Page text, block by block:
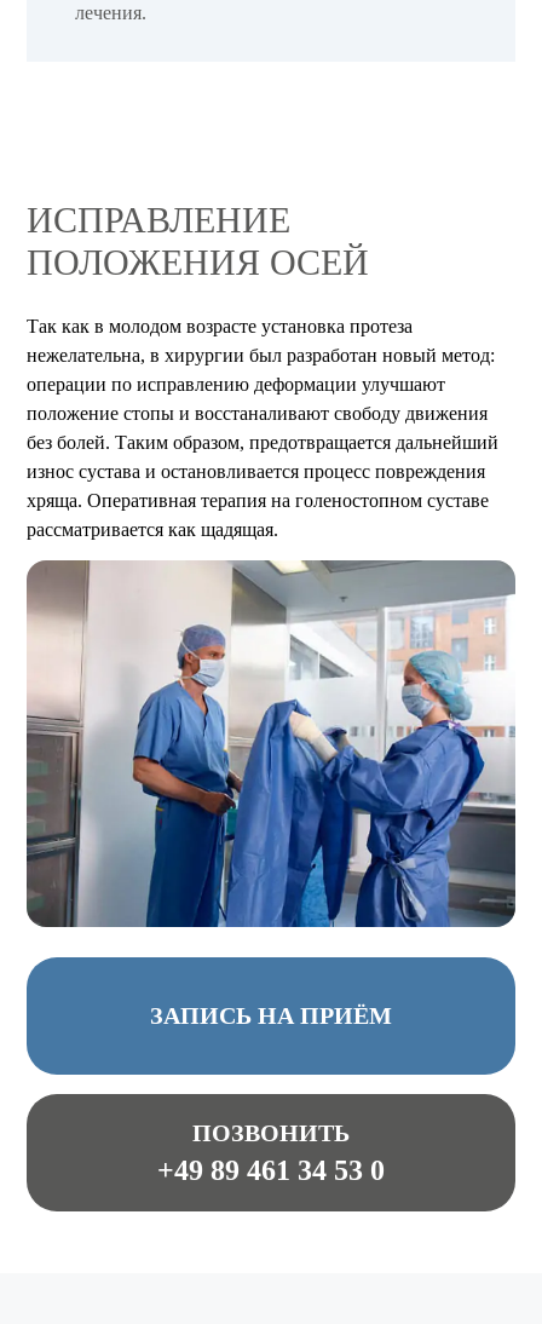
лечения.
ИСПРАВЛЕНИЕ
ПОЛОЖЕНИЯ ОСЕЙ
Так как в молодом возрасте установка протеза
нежелательна, в хирургии был разработан новый метод:
операции по исправлению деформации улучшают
положение стопы и восстаналивают свободу движения
без болей. Таким образом, предотвращается дальнейший
износ сустава и остановливается процесс повреждения
хряща. Оперативная терапия на голеностопном суставе
рассматривается как щадящая.
ЗАПИСЬ НА ПРИЁМ
ПОЗВОНИТЬ
+49 89 461 34 53 0